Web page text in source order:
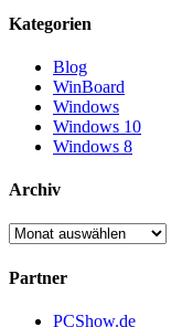
Kategorien
Blog
WinBoard
Windows
Windows 10
Windows 8
Archiv
Archiv
Partner
PCShow.de